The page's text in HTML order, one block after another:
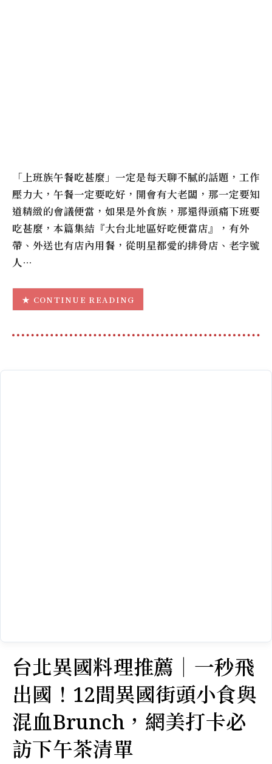
「上班族午餐吃甚麼」一定是每天聊不膩的話題，工作
壓力大，午餐一定要吃好，開會有大老闆，那一定要知
道精緻的會議便當，如果是外食族，那還得頭痛下班要
吃甚麼，本篇集結『大台北地區好吃便當店』，有外
帶、外送也有店內用餐，從明星都愛的排骨店、老字號
人…
CONTINUE READING
台北異國料理推薦｜一秒飛
出國！12間異國街頭小食與
混血Brunch，網美打卡必
訪下午茶清單